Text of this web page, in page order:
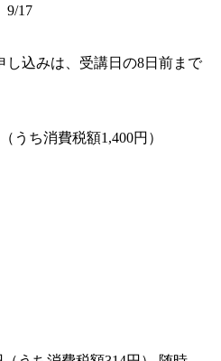
9/17
し込みは、受講日の8日前まで
うち消費税額1,400円）